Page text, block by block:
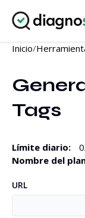
Precios
Más
Inicio/
Tags
Límite diario: 0
Nombre del
URL